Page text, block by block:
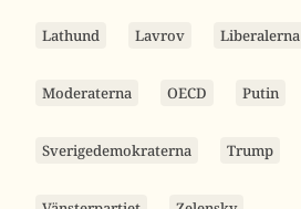
Lathund Lavrov Liberalerna
Moderaterna OECD Putin
Sverigedemokraterna Trump